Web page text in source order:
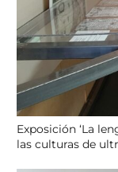
Exposición ‘La
las culturas de